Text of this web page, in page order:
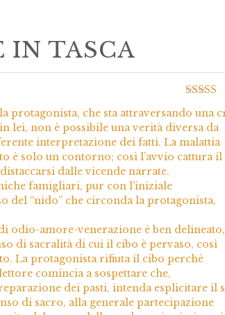
IN TASCA
5
protagonista, che sta attraversando una
lei, non è possibile una verità diversa da
interpretazione dei fatti. La malattia
è solo un contorno; così l’avvio cattura il
dalle vicende narrate.
famigliari, pur con l’iniziale
del “nido” che circonda la protagonista,
odio-amore-venerazione è ben
di sacralità di cui il cibo è pervaso, così
La protagonista rifiuta il cibo perchè
comincia a sospettare che,
dei pasti, intenda esplicitare il
di sacro, alla generale partecipazione